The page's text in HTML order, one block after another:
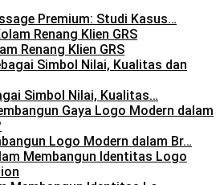
Premium: Studi Kasus…
Renang Klien GRS
Simbol Nilai, Kualitas…
Logo Modern dalam Br…